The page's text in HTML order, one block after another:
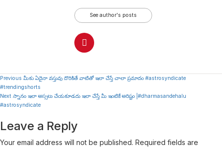
See author's posts
Continue
Reading
Previous మీకు ఏదైనా వస్తువు దొరికితే వాటితో ఇలా చేస్తే చాలా ప్రమాదం #astrosyndicate
#trendingshorts
Next స్నానం ఇలా అస్సలు చేయకూడదు ఇలా చేస్తే మీ ఇంటికే అరిష్టం |#dharmasandehalu
#astrosyndicate
Leave a Reply
Your email address will not be published. Required fields are